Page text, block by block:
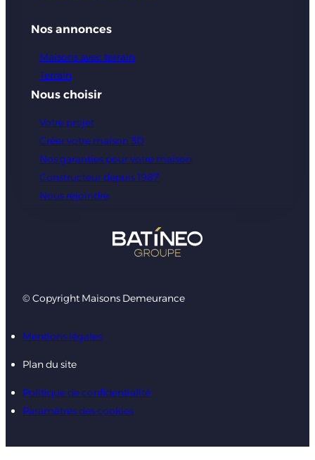
Nos annonces
Maisons avec terrain
Terrain
Nous choisir
Votre projet
Créer votre maison 3D
Nos garanties pour votre maison
Constructeur depuis 1987
Nous rejoindre
© Copyright Maisons Demeurance
Mentions légales
Plan du site
Politique de confidentialité
Paramètres des cookies